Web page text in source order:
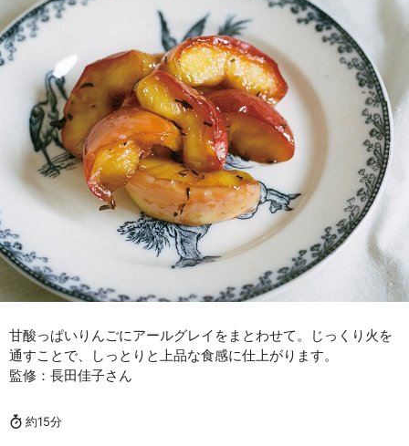
甘酸っぱいりんごにアールグレイをまとわせて。じっくり火を
通すことで、しっとりと上品な食感に仕上がります。
監修：長田佳子さん
約15分